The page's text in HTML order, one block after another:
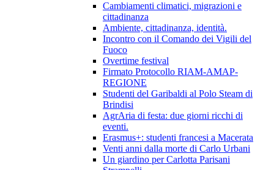
Cambiamenti climatici, migrazioni e
cittadinanza
Ambiente, cittadinanza, identità.
Incontro con il Comando dei Vigili del
Fuoco
Overtime festival
Firmato Protocollo RIAM-AMAP-
REGIONE
Studenti del Garibaldi al Polo Steam di
Brindisi
AgrAria di festa: due giorni ricchi di
eventi.
Erasmus+: studenti francesi a Macerata
Venti anni dalla morte di Carlo Urbani
Un giardino per Carlotta Parisani